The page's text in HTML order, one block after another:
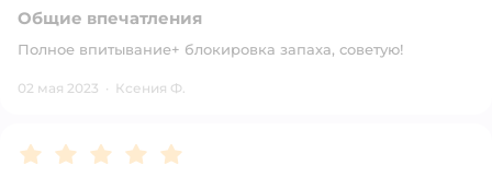
Общие впечатления
Полное впитывание+ блокировка запаха, советую!
02 мая 2023 · Ксения Ф.
Рейтинг:5